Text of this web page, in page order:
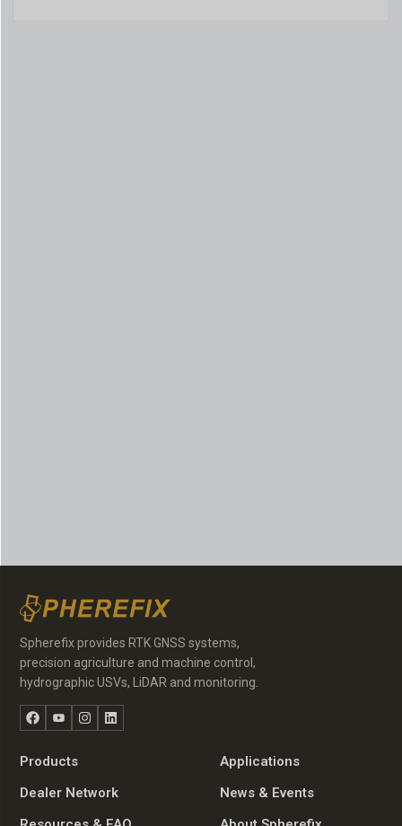
Spherefix provides RTK GNSS systems,
precision agriculture and machine control,
hydrographic USVs, LiDAR and monitoring.
FacebookYouTubeInstagram
LinkedIn
Products
Applications
Dealer Network
News & Events